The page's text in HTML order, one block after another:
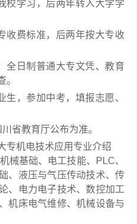
校学习，后两年转入大学学
收费标准，后两年按大专收
全日制普通大专文凭、教育
。
，参加中考，填报志愿、
省教育厅公布为准。
专机电技术应用专业介绍
械基础、电工技能、PLC、
、液压与气压传动技术、传
、电力电子技术、数控加工
机床电气维修、机械设备与